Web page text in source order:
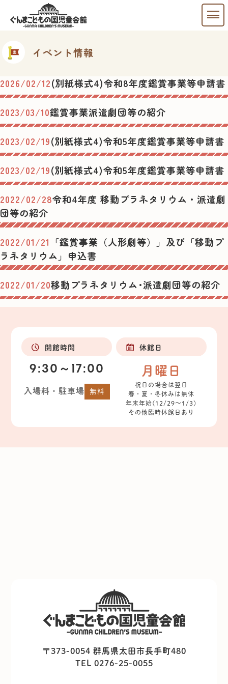
イベント情報
2026/02/12(別紙様式4)令和8年度鑑賞事業等申請書
2023/03/10鑑賞事業派遣劇団等の紹介
2023/02/19(別紙様式4)令和5年度鑑賞事業等申請書
2023/02/19(別紙様式4)令和5年度鑑賞事業等申請書
2022/02/28令和4年度 移動プラネタリウム・派遣劇
団等の紹介
2022/01/21 「鑑賞事業（人形劇等）」及び「移動プ
ラネタリウム」申込書
2022/01/20移動プラネタリウム･派遣劇団等の紹介
開館時間
9:30～17:00
入場料・駐車場 無料
休館日
月曜日
祝日の場合は翌日
春・夏・冬休みは無休
年末年始(12/29～1/3)
その他臨時休館日あり
〒373-0054 群馬県太田市長手町480
TEL 0276-25-0055